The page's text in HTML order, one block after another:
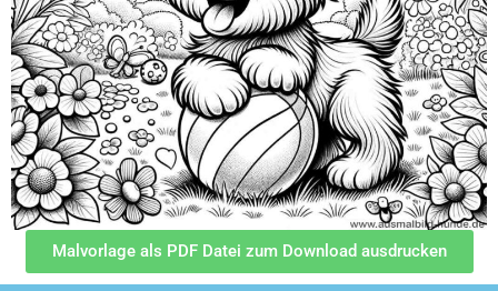
Malvorlage als PDF Datei zum Download ausdrucken